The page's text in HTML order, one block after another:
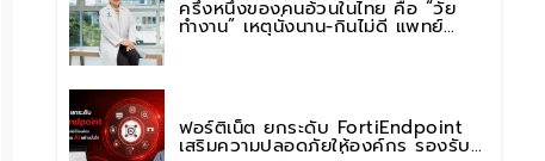
ครึ่งหนึ่งของคนอ้วนในไทย คือ “วัย
ทำงาน” เหตุนั่งนาน-กินไม่ดี แพทย์
รพ.วิมุต พหลโยธิน เตือน “อย่าดูแค่เลข
ฟอร์ติเน็ต ยกระดับ FortiEndpoint
เสริมความปลอดภัยให้องค์กร รองรับ